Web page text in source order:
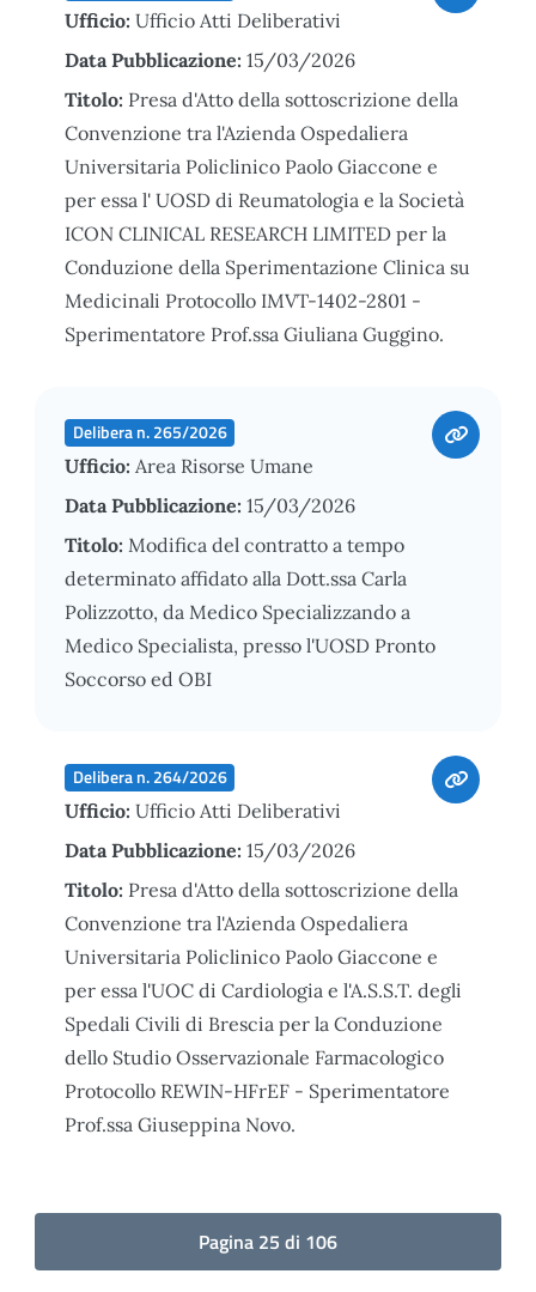
Ufficio: Ufficio Atti Deliberativi
Data Pubblicazione: 15/03/2026
Titolo: Presa d'Atto della sottoscrizione della
Convenzione tra l'Azienda Ospedaliera
Universitaria Policlinico Paolo Giaccone e
per essa l' UOSD di Reumatologia e la Società
ICON CLINICAL RESEARCH LIMITED per la
Conduzione della Sperimentazione Clinica su
Medicinali Protocollo IMVT-1402-2801 -
Sperimentatore Prof.ssa Giuliana Guggino.
Delibera n. 265/2026
Ufficio: Area Risorse Umane
Data Pubblicazione: 15/03/2026
Titolo: Modifica del contratto a tempo
determinato affidato alla Dott.ssa Carla
Polizzotto, da Medico Specializzando a
Medico Specialista, presso l'UOSD Pronto
Soccorso ed OBI
Delibera n. 264/2026
Ufficio: Ufficio Atti Deliberativi
Data Pubblicazione: 15/03/2026
Titolo: Presa d'Atto della sottoscrizione della
Convenzione tra l'Azienda Ospedaliera
Universitaria Policlinico Paolo Giaccone e
per essa l'UOC di Cardiologia e l'A.S.S.T. degli
Spedali Civili di Brescia per la Conduzione
dello Studio Osservazionale Farmacologico
Protocollo REWIN-HFrEF - Sperimentatore
Prof.ssa Giuseppina Novo.
Pagina 25 di 106